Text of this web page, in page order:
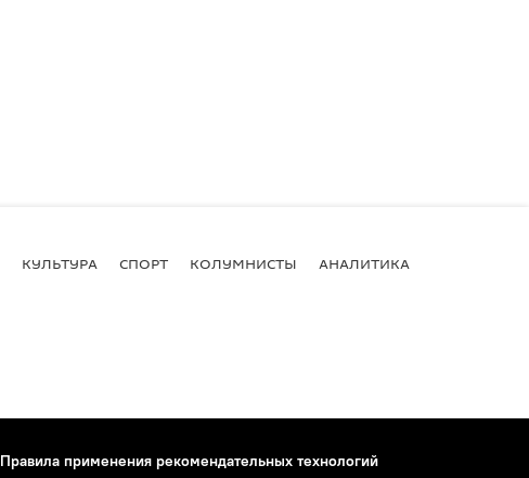
КУЛЬТУРА СПОРТ КОЛУМНИСТЫ АНАЛИТИКА
Правила применения рекомендательных технологий